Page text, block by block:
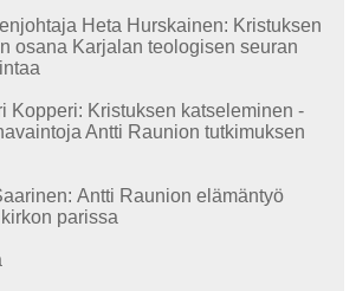
Heta Hurskainen: Kristuksen
osana Karjalan teologisen seuran
Kopperi: Kristuksen katseleminen -
Antti Raunion tutkimuksen
Antti Raunion elämäntyö
parissa